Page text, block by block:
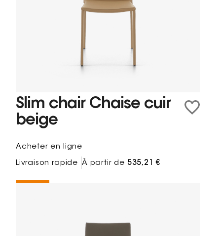
Slim chair Chaise cuir
beige
Acheter en ligne
Livraison rapide À partir de 535,21 €